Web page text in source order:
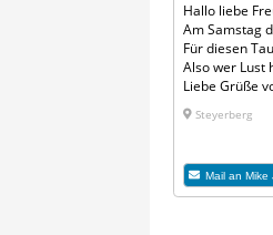
Hallo liebe
Am Samstag
Für diesen
Also wer Lust
Liebe Grüße
Steyerberg
Mail an Mike